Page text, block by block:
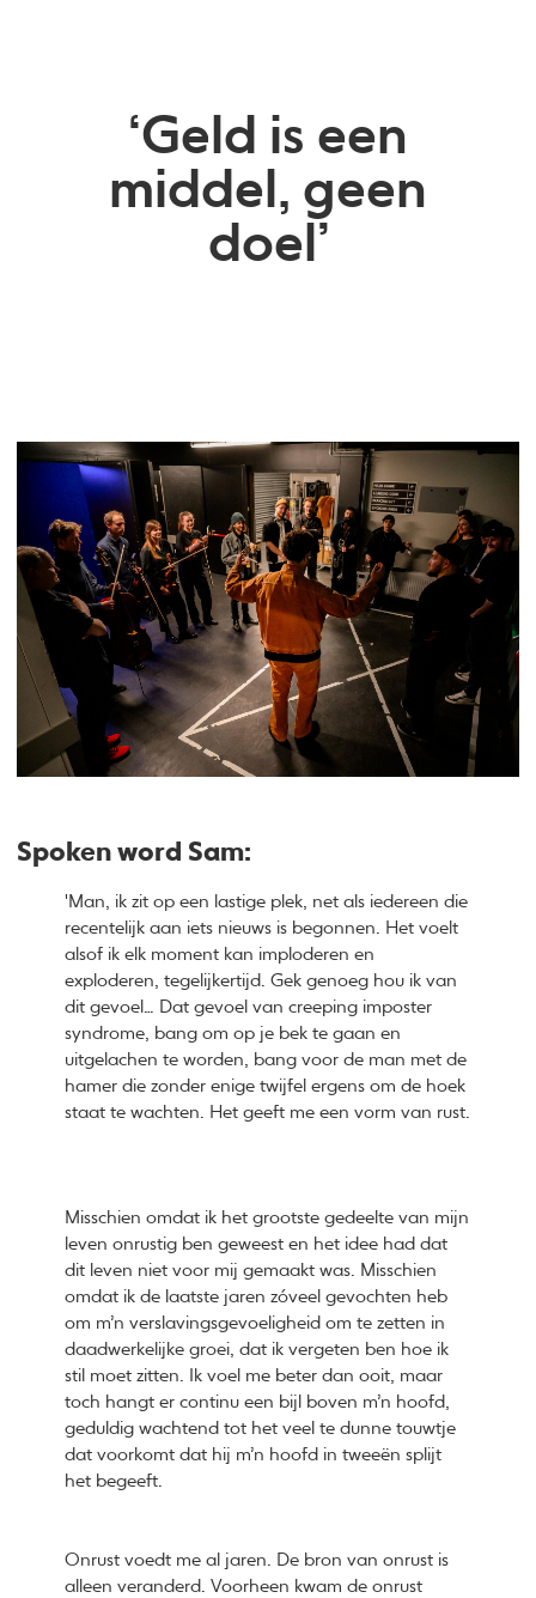
‘Geld is een
middel, geen
doel’
Spoken word Sam:
'Man, ik zit op een lastige plek, net als iedereen die
recentelijk aan iets nieuws is begonnen. Het voelt
alsof ik elk moment kan imploderen en
exploderen, tegelijkertijd. Gek genoeg hou ik van
dit gevoel… Dat gevoel van creeping imposter
syndrome, bang om op je bek te gaan en
uitgelachen te worden, bang voor de man met de
hamer die zonder enige twijfel ergens om de hoek
staat te wachten. Het geeft me een vorm van rust.
Misschien omdat ik het grootste gedeelte van mijn
leven onrustig ben geweest en het idee had dat
dit leven niet voor mij gemaakt was. Misschien
omdat ik de laatste jaren zóveel gevochten heb
om m’n verslavingsgevoeligheid om te zetten in
daadwerkelijke groei, dat ik vergeten ben hoe ik
stil moet zitten. Ik voel me beter dan ooit, maar
toch hangt er continu een bijl boven m’n hoofd,
geduldig wachtend tot het veel te dunne touwtje
dat voorkomt dat hij m’n hoofd in tweeën splijt
het begeeft.
Onrust voedt me al jaren. De bron van onrust is
alleen veranderd. Voorheen kwam de onrust